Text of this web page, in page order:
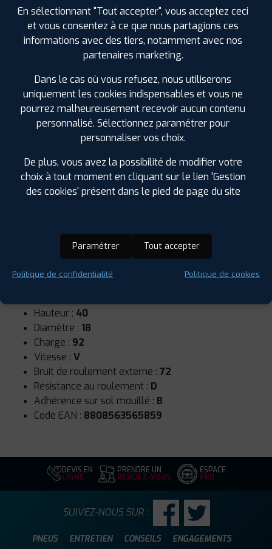
Saison :
Hiver
Hauteur : 40
Diamètre : 18
Charge : 92
Vitesse : V
Bruit de roulement externe : 72
Résistance au roulement : D
Adhérence sur sol mouillé : B
Code EAN : 8808563565859
DEVIS EN
LIGNE
PRENDRE UN
RENDEZ-VOUS
ESPACE
PRO
PNEUS ENTRETIEN CONSEILS ENGAGEMENTS
SUIVEZ-NOUS SUR :
En sélectionnant "Tout accepter", vous acceptez ceci
et vous consentez à ce que nous partagions ces
informations avec des tiers, notamment avec nos
partenaires marketing.
Dans le cas où vous refusez, nous utiliserons
uniquement les cookies indispensables et vous ne
pourrez malheureusement recevoir aucun contenu
personnalisé. Sélectionnez paramétrer pour
personnaliser vos choix.
De plus, vous avez la possibilité de modifier votre
choix à tout moment en cliquant sur le lien 'Gestion
des cookies' présent dans le pied de page du site
Paramétrer Tout accepter
Politique de confidentialité Politique de cookies